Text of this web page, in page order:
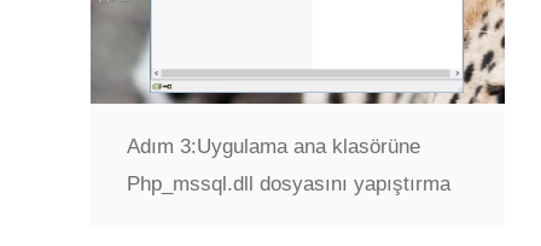
Adım 3:Uygulama ana klasörüne
Php_mssql.dll dosyasını yapıştırma